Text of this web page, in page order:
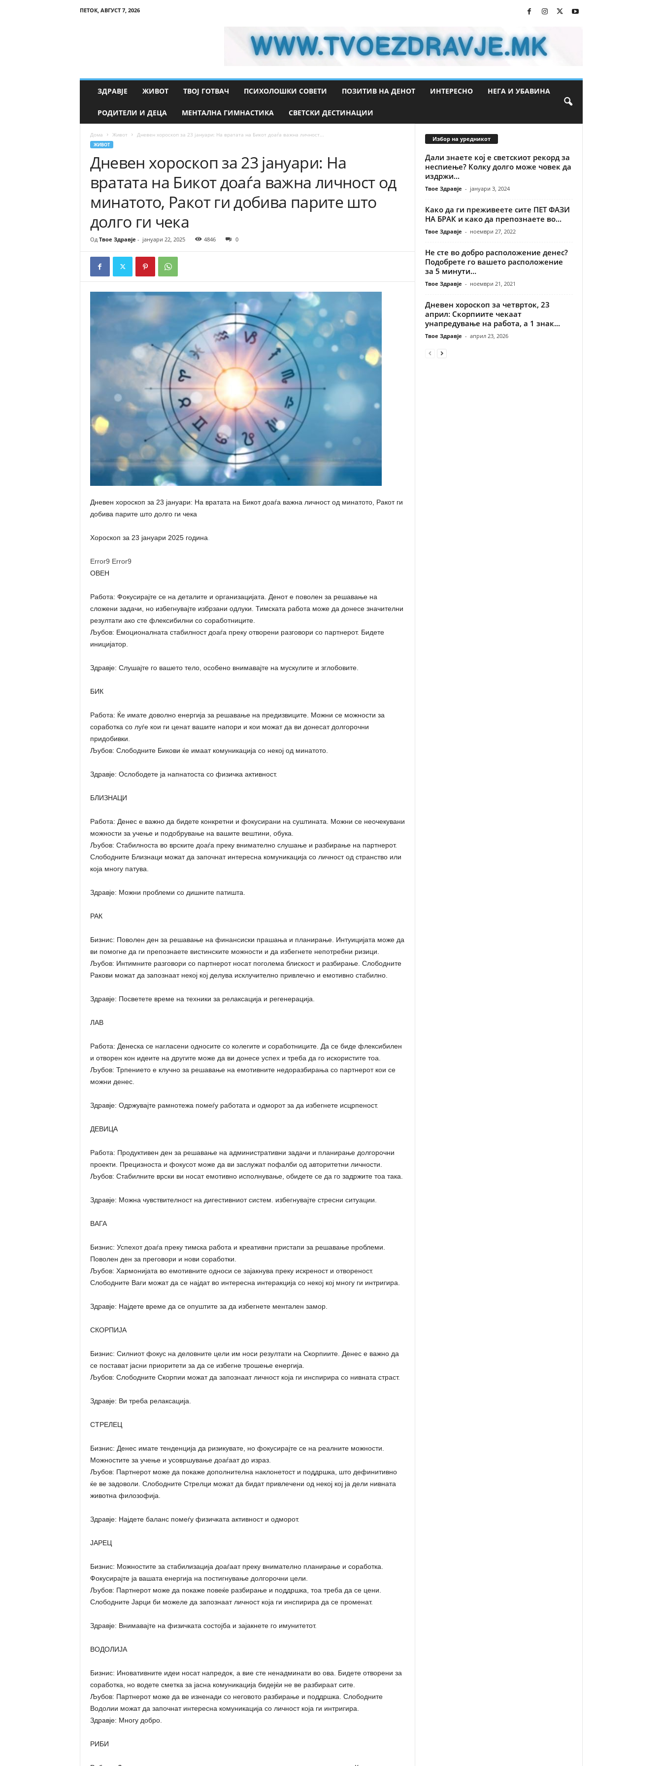
ПЕТОК, АВГУСТ 7, 2026
ЗДРАВЈЕ ЖИВОТ ТВОЈ ГОТВАЧ ПСИХОЛОШКИ СОВЕТИ ПОЗИТИВ НА ДЕНОТ ИНТЕРЕСНО НЕГА И УБАВИНА
РОДИТЕЛИ И ДЕЦА МЕНТАЛНА ГИМНАСТИКА СВЕТСКИ ДЕСТИНАЦИИ
Дома Живот Дневен хороскоп за 23 јануари: На вратата на Бикот доаѓа важна личност...
ЖИВОТ
Дневен хороскоп за 23 јануари: На
вратата на Бикот доаѓа важна личност од
минатото, Ракот ги добива парите што
долго ги чека
Од Твое Здравје - јануари 22, 2025 4846 0
Дневен хороскоп за 23 јануари: На вратата на Бикот доаѓа важна личност од минатото, Ракот ги
добива парите што долго ги чека
Хороскоп за 23 јануари 2025 година
Error9 Error9
ОВЕН
Работа: Фокусирајте се на деталите и организацијата. Денот е поволен за решавање на
сложени задачи, но избегнувајте избрзани одлуки. Тимската работа може да донесе значителни
резултати ако сте флексибилни со соработниците.
Љубов: Емоционалната стабилност доаѓа преку отворени разговори со партнерот. Бидете
иницијатор.
Здравје: Слушајте го вашето тело, особено внимавајте на мускулите и зглобовите.
БИК
Работа: Ќе имате доволно енергија за решавање на предизвиците. Можни се можности за
соработка со луѓе кои ги ценат вашите напори и кои можат да ви донесат долгорочни
придобивки.
Љубов: Слободните Бикови ќе имаат комуникација со некој од минатото.
Здравје: Ослободете ја напнатоста со физичка активност.
БЛИЗНАЦИ
Работа: Денес е важно да бидете конкретни и фокусирани на суштината. Можни се неочекувани
можности за учење и подобрување на вашите вештини, обука.
Љубов: Стабилноста во врските доаѓа преку внимателно слушање и разбирање на партнерот.
Слободните Близнаци можат да започнат интересна комуникација со личност од странство или
која многу патува.
Здравје: Можни проблеми со дишните патишта.
РАК
Бизнис: Поволен ден за решавање на финансиски прашања и планирање. Интуицијата може да
ви помогне да ги препознаете вистинските можности и да избегнете непотребни ризици.
Љубов: Интимните разговори со партнерот носат поголема блискост и разбирање. Слободните
Ракови можат да запознаат некој кој делува исклучително привлечно и емотивно стабилно.
Здравје: Посветете време на техники за релаксација и регенерација.
ЛАВ
Работа: Денеска се нагласени односите со колегите и соработниците. Да се ​​биде флексибилен
и отворен кон идеите на другите може да ви донесе успех и треба да го искористите тоа.
Љубов: Трпението е клучно за решавање на емотивните недоразбирања со партнерот кои се
можни денес.
Здравје: Одржувајте рамнотежа помеѓу работата и одморот за да избегнете исцрпеност.
ДЕВИЦА
Работа: Продуктивен ден за решавање на административни задачи и планирање долгорочни
проекти. Прецизноста и фокусот може да ви заслужат пофалби од авторитетни личности.
Љубов: Стабилните врски ви носат емотивно исполнување, обидете се да го задржите тоа така.
Здравје: Можна чувствителност на дигестивниот систем. избегнувајте стресни ситуации.
ВАГА
Бизнис: Успехот доаѓа преку тимска работа и креативни пристапи за решавање проблеми.
Поволен ден за преговори и нови соработки.
Љубов: Хармонијата во емотивните односи се зајакнува преку искреност и отвореност.
Слободните Ваги можат да се најдат во интересна интеракција со некој кој многу ги интригира.
Здравје: Најдете време да се опуштите за да избегнете ментален замор.
СКОРПИЈА
Бизнис: Силниот фокус на деловните цели им носи резултати на Скорпиите. Денес е важно да
се постават јасни приоритети за да се избегне трошење енергија.
Љубов: Слободните Скорпии можат да запознаат личност која ги инспирира со нивната страст.
Здравје: Ви треба релаксација.
СТРЕЛЕЦ
Бизнис: Денес имате тенденција да ризикувате, но фокусирајте се на реалните можности.
Можностите за учење и усовршување доаѓаат до израз.
Љубов: Партнерот може да покаже дополнителна наклонетост и поддршка, што дефинитивно
ќе ве задоволи. Слободните Стрелци можат да бидат привлечени од некој кој ја дели нивната
животна филозофија.
Здравје: Најдете баланс помеѓу физичката активност и одморот.
ЈАРЕЦ
Бизнис: Можностите за стабилизација доаѓаат преку внимателно планирање и соработка.
Фокусирајте ја вашата енергија на постигнување долгорочни цели.
Љубов: Партнерот може да покаже повеќе разбирање и поддршка, тоа треба да се цени.
Слободните Јарци би можеле да запознаат личност која ги инспирира да се променат.
Здравје: Внимавајте на физичката состојба и зајакнете го имунитетот.
ВОДОЛИЈА
Бизнис: Иновативните идеи носат напредок, а вие сте ненадминати во ова. Бидете отворени за
соработка, но водете сметка за јасна комуникација бидејќи не ве разбираат сите.
Љубов: Партнерот може да ве изненади со неговото разбирање и поддршка. Слободните
Водолии можат да започнат интересна комуникација со личност која ги интригира.
Здравје: Многу добро.
РИБИ
Избор на уредникот
Дали знаете кој е светскиот рекорд за
неспиење? Колку долго може човек да
издржи...
Твое Здравје - јануари 3, 2024
Како да ги преживеете сите ПЕТ ФАЗИ
НА БРАК и како да препознаете во...
Твое Здравје - ноември 27, 2022
Не сте во добро расположение денес?
Подобрете го вашето расположение
за 5 минути…
Твое Здравје - ноември 21, 2021
Дневен хороскоп за четврток, 23
април: Скорпиите чекаат
унапредување на работа, а 1 знак...
Твое Здравје - април 23, 2026